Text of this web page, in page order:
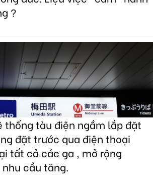
?
thống tàu điện ngầm lắp đặt
đặt trước qua điện thoại
tất cả các ga , mở rộng
cầu tăng.